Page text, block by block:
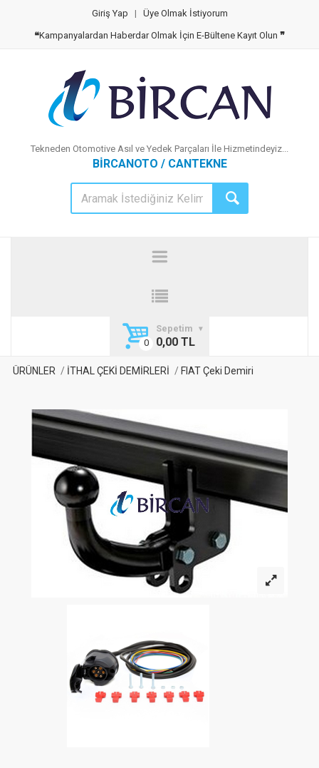
Giriş Yap | Üye Olmak İstiyorum
❝Kampanyalardan Haberdar Olmak İçin E-Bültene Kayıt Olun ❞
Tekneden Otomotive Asıl ve Yedek Parçaları İle Hizmetindeyiz...
BİRCANOTO / CANTEKNE
Sepetim
0,00 TL
ÜRÜNLER İTHAL ÇEKİ DEMİRLERİ FIAT Çeki Demiri